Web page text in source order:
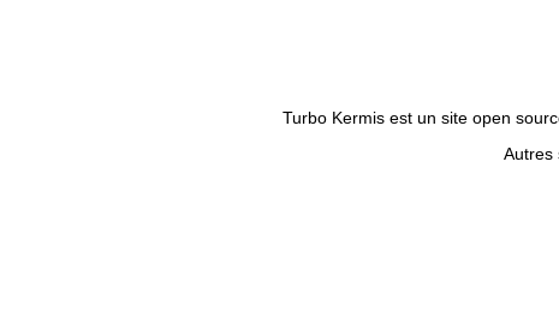
Turbo Kermis est un site open
Autres